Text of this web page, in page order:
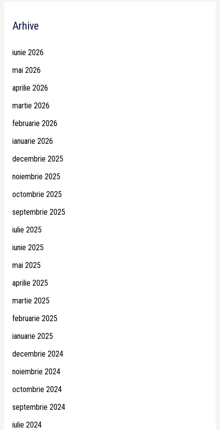
Arhive
iunie 2026
mai 2026
aprilie 2026
martie 2026
februarie 2026
ianuarie 2026
decembrie 2025
noiembrie 2025
octombrie 2025
septembrie 2025
iulie 2025
iunie 2025
mai 2025
aprilie 2025
martie 2025
februarie 2025
ianuarie 2025
decembrie 2024
noiembrie 2024
octombrie 2024
septembrie 2024
iulie 2024